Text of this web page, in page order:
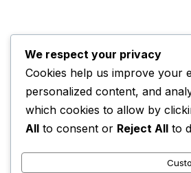
We respect your privacy
Cookies help us improve your
personalized content, and
which cookies to allow by
All to consent or Reject All to